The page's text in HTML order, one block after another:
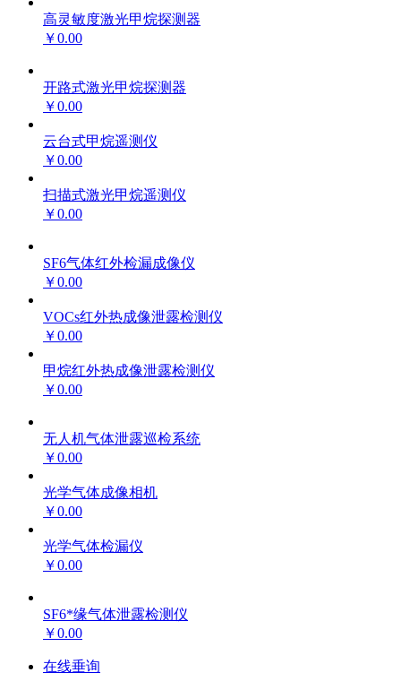
高灵敏度激光甲烷探测器
￥0.00
开路式激光甲烷探测器
￥0.00
云台式甲烷遥测仪
￥0.00
扫描式激光甲烷遥测仪
￥0.00
SF6气体红外检漏成像仪
￥0.00
VOCs红外热成像泄露检测仪
￥0.00
甲烷红外热成像泄露检测仪
￥0.00
无人机气体泄露巡检系统
￥0.00
光学气体成像相机
￥0.00
光学气体检漏仪
￥0.00
SF6*缘气体泄露检测仪
￥0.00
在线垂询